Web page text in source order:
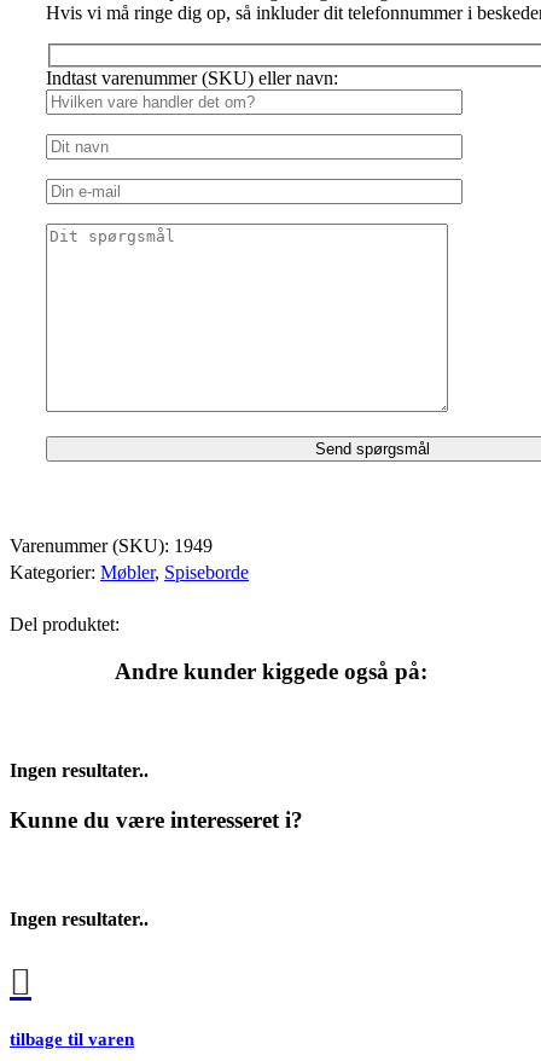
Hvis vi må ringe dig op, så inkluder dit telefonnummer i
Indtast varenummer (SKU) eller navn:
Varenummer (SKU): 1949
Kategorier: Møbler, Spiseborde
Del produktet:
Andre kunder kiggede også på:
Ingen resultater..
Kunne du være interesseret i?
Ingen resultater..
tilbage til varen